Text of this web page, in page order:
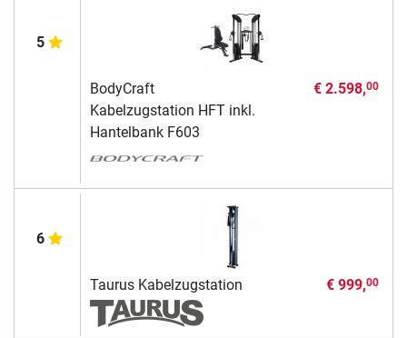
5
BodyCraft
Kabelzugstation HFT inkl.
Hantelbank F603
€ 2.598,00
6
Taurus Kabelzugstation € 999,00